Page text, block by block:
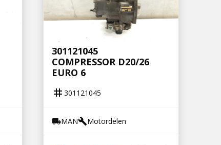
301121045
COMPRESSOR D20/26
EURO 6
tag 301121045
local_shippingMANbuildMotordelen